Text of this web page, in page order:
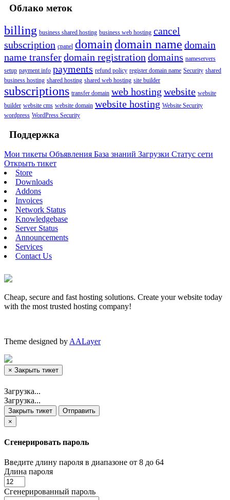
Облако меток
billing business shared hosting business web hosting cancel
subscription cpanel domaindomain name domain
name transferdomain registration domains nameservers
setup payment info payments refund policy register domain name Security shared
business hosting shared hosting shared web hosting site builder
subscriptions transfer domain web hosting website website
builder website cms website domain website hosting Website Security
wordpress WordPress Security
Поддержка
Мои тикеты Объявления База знаний Загрузки Статус сети
Открыть тикет
Store
Downloads
Addons
Invoices
Network Status
Knowledgebase
Server Status
Announcements
Services
Contact Us
Cheap, secure and fast hosting solutions. Create your website today
with the most trusted hosting company!
Theme designed by AALayer
× Закрыть тикет
Загрузка...
Загрузка...
Закрыть тикет
Отправить
×
Сгенерировать пароль
Введите длину пароля в диапазоне от 8 до 64
Длина пароля
Сгенерированный пароль